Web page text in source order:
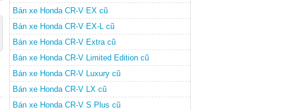
Bán xe Honda CR-V EX cũ
Bán xe Honda CR-V EX-L cũ
Bán xe Honda CR-V Extra cũ
Bán xe Honda CR-V Limited Edition cũ
Bán xe Honda CR-V Luxury cũ
Bán xe Honda CR-V LX cũ
Bán xe Honda CR-V S Plus cũ